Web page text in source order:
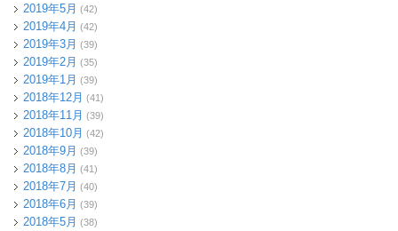
2019年5月 (42)
2019年4月 (42)
2019年3月 (39)
2019年2月 (35)
2019年1月 (39)
2018年12月 (41)
2018年11月 (39)
2018年10月 (42)
2018年9月 (39)
2018年8月 (41)
2018年7月 (40)
2018年6月 (39)
2018年5月 (38)